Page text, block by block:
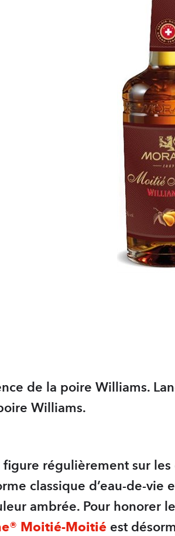
de la poire Williams.
Williams.
régulièrement sur
classique d’eau-de-
ambrée. Pour honorer
Moitié-Moitié est